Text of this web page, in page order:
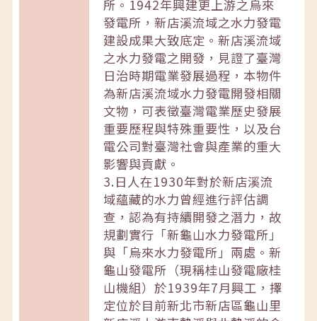
所。1942年興建更上游之烏來
發電所，新店溪流域之水力發電
建設成果大致底定。新店溪流域
之水力發電之開發，見證了臺灣
日治時期電業發展過程，本物件
為新店溪流域水力發電開發相關
文物，可表徵臺灣電業歷史發展
重要歷程與特殊重要性，以及台
電公司對臺灣社會與產業的重大
影響與貢獻。
3.日人在1930年對於新店溪流
域蘊藏的水力曾經進行評估調
查，認為有持續開發之潛力，故
規劃實行「新龜山水力發電所」
與「烏來水力發電所」兩處。新
龜山發電所（現稱桂山發電廠桂
山機組）於1939年7月興工，擇
定位於目前新北市新店區龜山里